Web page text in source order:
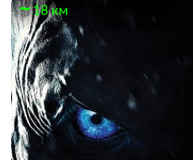
18 км